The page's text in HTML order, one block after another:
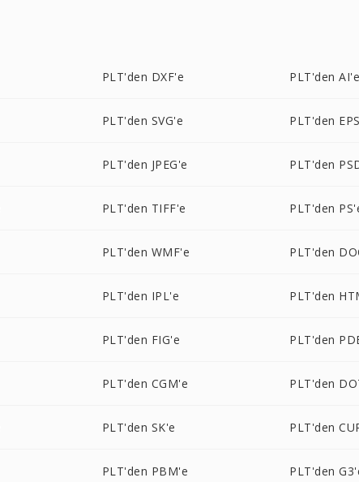
PLT'den DXF'e PLT'den AI'e
PLT'den SVG'e PLT'den
PLT'den JPEG'e PLT'den
PLT'den TIFF'e PLT'den
PLT'den WMF'e PLT'den
PLT'den IPL'e PLT'den
PLT'den FIG'e PLT'den
PLT'den CGM'e PLT'den
PLT'den SK'e PLT'den
PLT'den PBM'e PLT'den